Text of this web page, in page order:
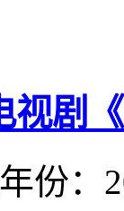
视剧
年份：